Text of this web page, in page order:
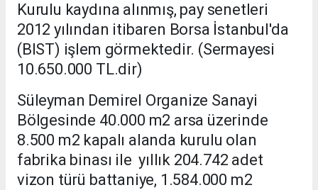
Kurulu kaydına alınmış, pay senetleri
2012 yılından itibaren Borsa İstanbul'da
(BIST) işlem görmektedir. (Sermayesi
10.650.000 TL.dir)
Süleyman Demirel Organize Sanayi
Bölgesinde 40.000 m2 arsa üzerinde
8.500 m2 kapalı alanda kurulu olan
fabrika binası ile yıllık 204.742 adet
vizon türü battaniye, 1.584.000 m2